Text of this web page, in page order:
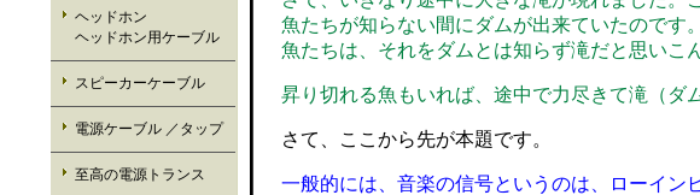
ヘッドホン
ヘッドホン用ケーブル
スピーカーケーブル
電源ケーブル ／タップ
至高の電源トランス
魚たちが知らない間にダムが出来ていたのです。
魚たちは、それをダムとは知らず滝だと思いこ
昇り切れる魚もいれば、途中で力尽きて滝（ダ
さて、ここから先が本題です。
一般的には、音楽の信号というのは、ローイン